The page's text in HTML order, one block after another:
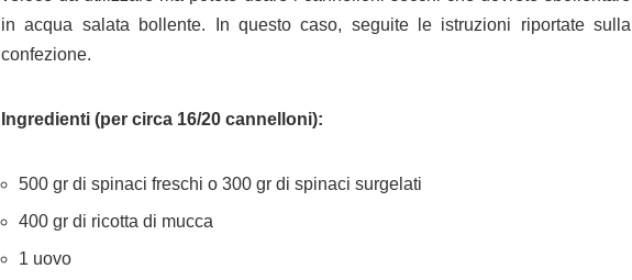
in acqua salata bollente. In questo caso, seguite le istruzioni riportate sulla
confezione.
Ingredienti (per circa 16/20 cannelloni):
500 gr di spinaci freschi o 300 gr di spinaci surgelati
400 gr di ricotta di mucca
1 uovo